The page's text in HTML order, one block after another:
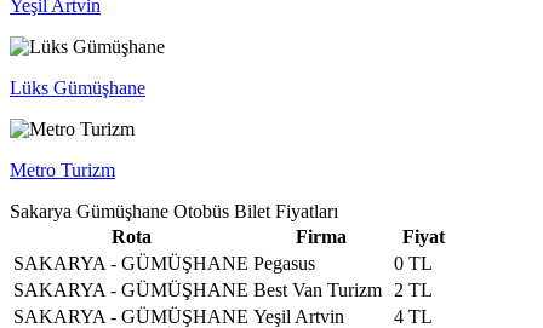
Yeşil Artvin
Lüks Gümüşhane
Metro Turizm
Sakarya Gümüşhane Otobüs Bilet Fiyatları
Rota
Firma
Fiyat
SAKARYA - GÜMÜŞHANE Pegasus
0 TL
SAKARYA - GÜMÜŞHANE Best Van Turizm
2 TL
SAKARYA - GÜMÜŞHANE Yeşil Artvin
4 TL